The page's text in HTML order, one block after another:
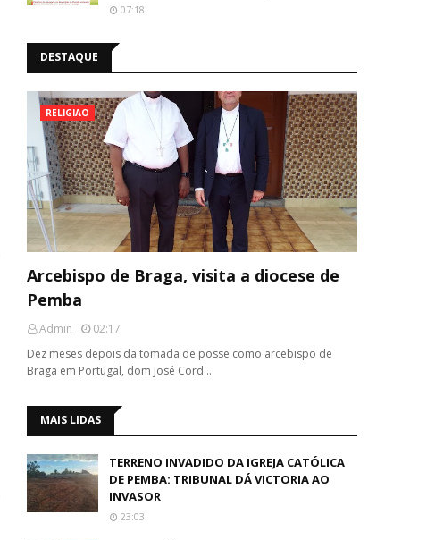
07:18
DESTAQUE
RELIGIAO
Arcebispo de Braga, visita a diocese de
Pemba
Admin
02:17
Dez meses depois da tomada de posse como arcebispo de
Braga em Portugal, dom José Cord…
MAIS LIDAS
TERRENO INVADIDO DA IGREJA CATÓLICA
DE PEMBA: TRIBUNAL DÁ VICTORIA AO
INVASOR
23:03